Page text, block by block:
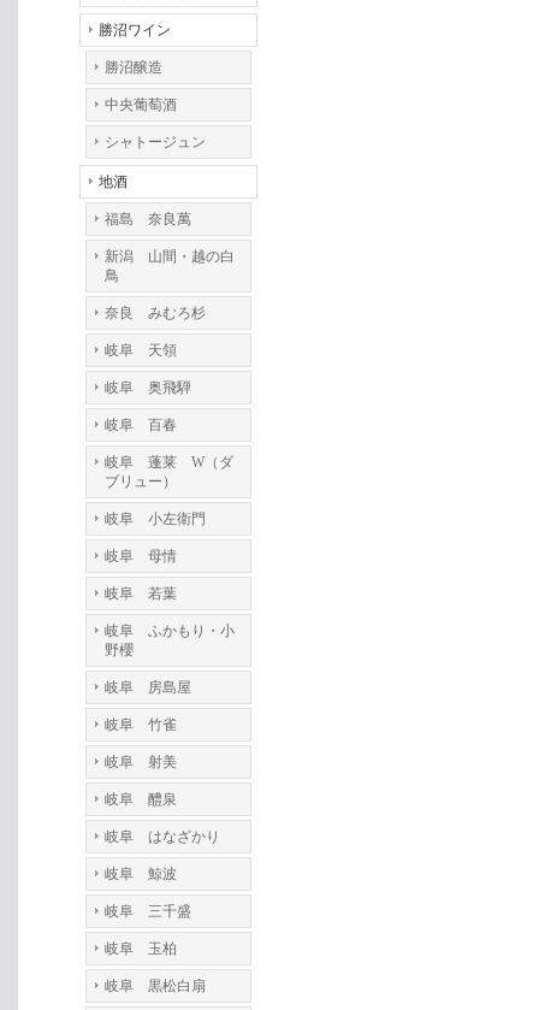
勝沼ワイン
勝沼醸造
中央葡萄酒
シャトージュン
地酒
福島 奈良萬
新潟 山間・越の白
鳥
奈良 みむろ杉
岐阜 天領
岐阜 奥飛騨
岐阜 百春
岐阜 蓬莱 W（ダ
ブリュー）
岐阜 小左衛門
岐阜 母情
岐阜 若葉
岐阜 ふかもり・小
野櫻
岐阜 房島屋
岐阜 竹雀
岐阜 射美
岐阜 醴泉
岐阜 はなざかり
岐阜 鯨波
岐阜 三千盛
岐阜 玉柏
岐阜 黒松白扇